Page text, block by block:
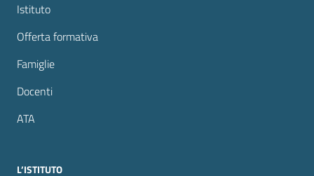
Istituto
Offerta formativa
Famiglie
Docenti
ATA
L’ISTITUTO